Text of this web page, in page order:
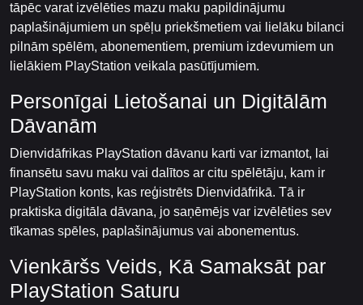
tāpēc varat izvēlēties mazu maku papildinājumu
paplašinājumiem un spēļu priekšmetiem vai lielāku bilanci
pilnām spēlēm, abonementiem, premium izdevumiem un
lielākiem PlayStation veikala pasūtījumiem.
Personīgai Lietošanai un Digitālām
Dāvanām
Dienvidāfrikas PlayStation dāvanu karti var izmantot, lai
finansētu savu maku vai dalītos ar citu spēlētāju, kam ir
PlayStation konts, kas reģistrēts Dienvidāfrikā. Tā ir
praktiska digitāla dāvana, jo saņēmējs var izvēlēties sev
tīkamas spēles, paplašinājumus vai abonementus.
Vienkāršs Veids, Kā Samaksāt par
PlayStation Saturu